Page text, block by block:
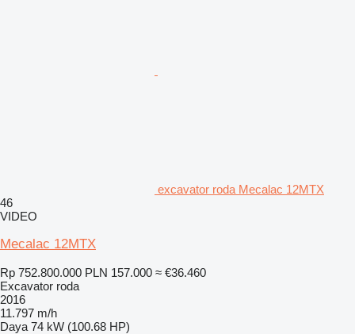
excavator roda Mecalac 12MTX
46
VIDEO
Mecalac 12MTX
Rp 752.800.000 PLN 157.000 ≈ €36.460
Excavator roda
2016
11.797 m/h
Daya 74 kW (100.68 HP)